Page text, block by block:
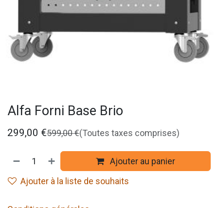
Alfa Forni Base Brio
299,00 €599,00€(Toutes taxes comprises)
Ajouter au panier
Ajouter à la liste de souhaits